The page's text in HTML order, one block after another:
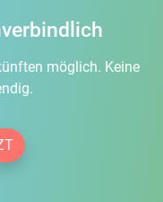
möglich. Keine